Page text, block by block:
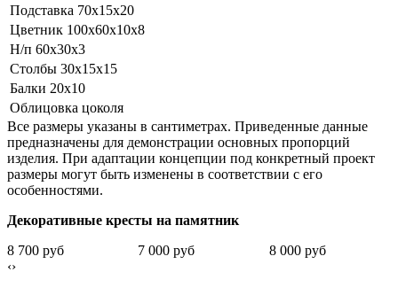
Подставка 70х15х20
Цветник 100х60х10х8
Н/п 60х30х3
Столбы 30х15х15
Балки 20х10
Облицовка цоколя
Все размеры указаны в сантиметрах. Приведенные данные
предназначены для демонстрации основных пропорций
изделия. При адаптации концепции под конкретный проект
размеры могут быть изменены в соответствии с его
особенностями.
Декоративные кресты на памятник
8 700 руб
7 000 руб
8 000 руб
‹›